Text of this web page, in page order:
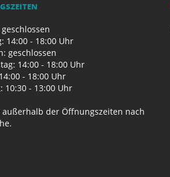
14:00 - 18:00 Uhr
geschlossen
14:00 - 18:00 Uhr
- 18:00 Uhr
10:30 - 13:00 Uhr
außerhalb der Öffnungszeiten nach